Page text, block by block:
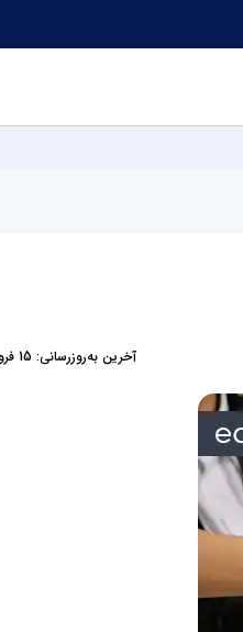
آخرین به‌روزرسانی: 15 فروردین 1404